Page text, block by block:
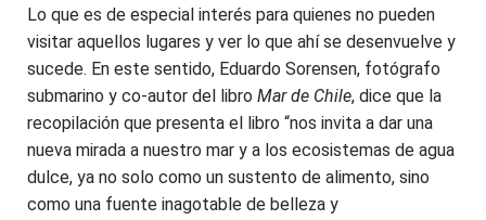
Lo que es de especial interés para quienes no pueden
visitar aquellos lugares y ver lo que ahí se desenvuelve y
sucede. En este sentido, Eduardo Sorensen, fotógrafo
submarino y co-autor del libro Mar de Chile, dice que la
recopilación que presenta el libro “nos invita a dar una
nueva mirada a nuestro mar y a los ecosistemas de agua
dulce, ya no solo como un sustento de alimento, sino
como una fuente inagotable de belleza y